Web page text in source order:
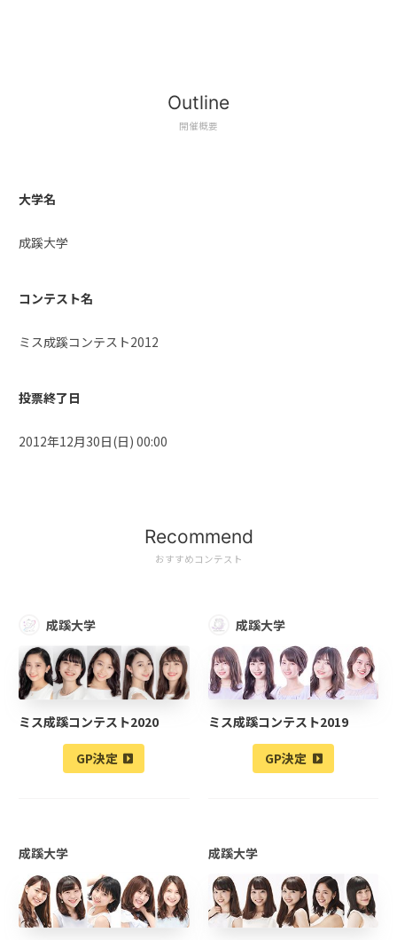
Outline
開催概要
大学名
成蹊大学
コンテスト名
ミス成蹊コンテスト2012
投票終了日
2012年12月30日(日) 00:00
Recommend
おすすめコンテスト
成蹊大学
ミス成蹊コンテスト2020
GP決定
成蹊大学
ミス成蹊コンテスト2019
GP決定
成蹊大学 成蹊大学